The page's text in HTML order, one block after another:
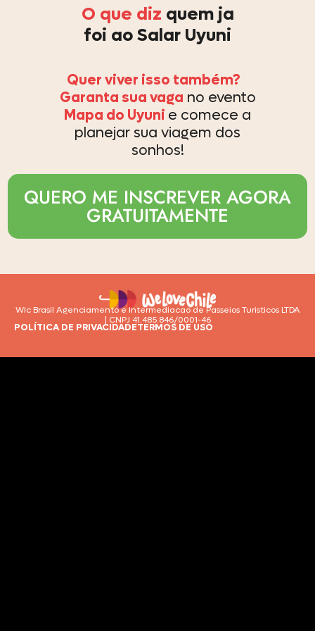
O que diz quem ja
foi ao Salar Uyuni
Quer viver isso também?
Garanta sua vaga no evento
Mapa do Uyuni e comece a
planejar sua viagem dos
sonhos!
QUERO ME INSCREVER AGORA
GRATUITAMENTE
Wlc Brasil Agenciamento e Intermediacao de Passeios Turisticos LTDA
| CNPJ 41.485.846/0001-46
POLÍTICA DE PRIVACIDADETERMOS DE USO